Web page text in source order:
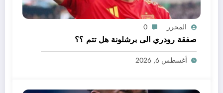
المحرر 0
صفقة رودري الى برشلونة هل تتم ؟؟
أغسطس 6, 2026